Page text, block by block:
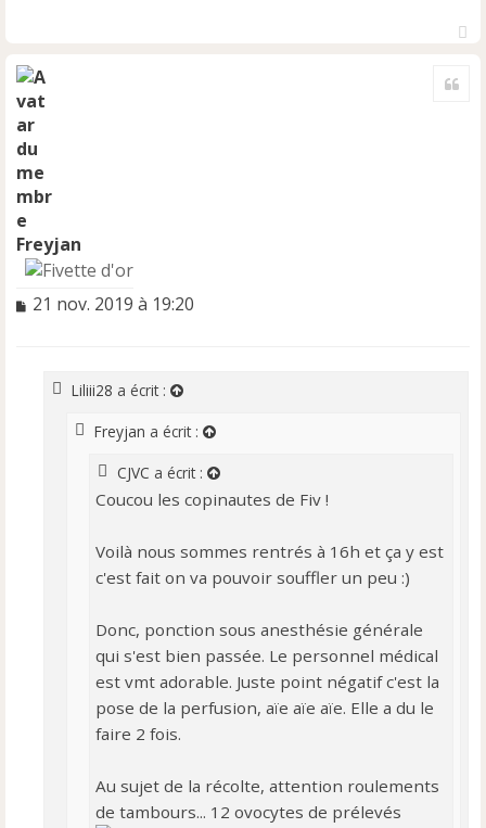
Freyjan
M
21 nov. 2019 à 19:20
Liliii28 a écrit :
Freyjan a écrit :
CJVC a écrit :
Coucou les copinautes de Fiv !
Voilà nous sommes rentrés à 16h et ça y est
c'est fait on va pouvoir souffler un peu :)
Donc, ponction sous anesthésie générale
qui s'est bien passée. Le personnel médical
est vmt adorable. Juste point négatif c'est la
pose de la perfusion, aïe aïe aïe. Elle a du le
faire 2 fois.
Au sujet de la récolte, attention roulements
de tambours... 12 ovocytes de prélevés